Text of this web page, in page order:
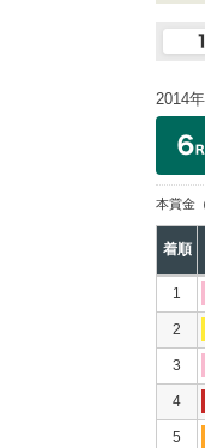
2014
本賞金
着順
1
2
3
4
5